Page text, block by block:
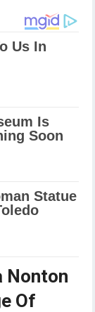
Nonton
Of